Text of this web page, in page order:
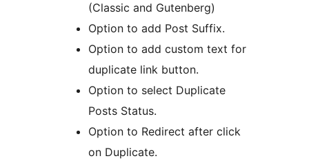
(Classic and Gutenberg)
Option to add Post Suffix.
Option to add custom text for
duplicate link button.
Option to select Duplicate
Posts Status.
Option to Redirect after click
on Duplicate.